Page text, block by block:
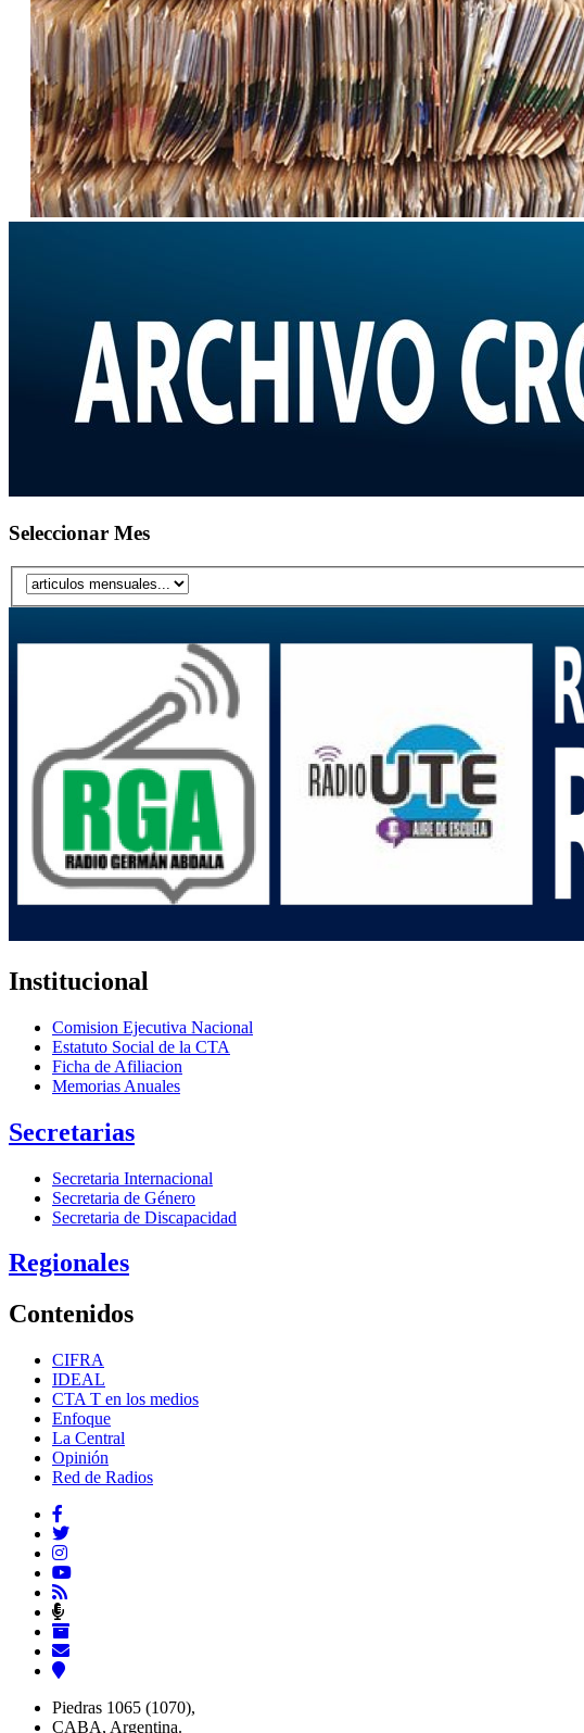
Seleccionar Mes
Institucional
Comision Ejecutiva Nacional
Estatuto Social de la CTA
Ficha de Afiliacion
Memorias Anuales
Secretarias
Secretaria Internacional
Secretaria de Género
Secretaria de Discapacidad
Regionales
Contenidos
CIFRA
IDEAL
CTA T en los medios
Enfoque
La Central
Opinión
Red de Radios
Piedras 1065 (1070),
CABA, Argentina.